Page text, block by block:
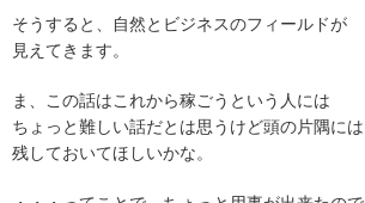
そうすると、自然とビジネスのフィールドが
見えてきます。
ま、この話はこれから稼ごうという人には
ちょっと難しい話だとは思うけど頭の片隅には
残しておいてほしいかな。